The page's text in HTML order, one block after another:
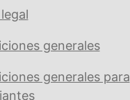
generales
generales para